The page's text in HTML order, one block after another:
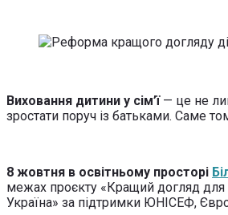
Виховання дитини у сім’ї— це не
зростати поруч із батьками. Саме
8 жовтня в освітньому просторі
межах проєкту «Кращий догляд для
Україна» за підтримки ЮНІСЕФ,